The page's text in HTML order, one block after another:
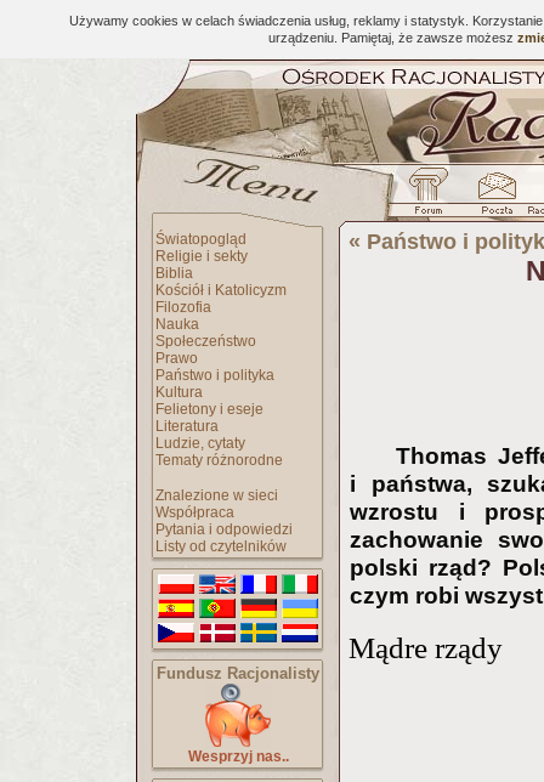
Używamy cookies w celach świadczenia usług, reklamy i statystyk.
urządzeniu. Pamiętaj, że zawsze możesz
Światopogląd
Religie i sekty
Biblia
Kościół i Katolicyzm
Filozofia
Nauka
Społeczeństwo
Prawo
Państwo i polityka
Kultura
Felietony i eseje
Literatura
Ludzie, cytaty
Tematy różnorodne
Znalezione w sieci
Współpraca
Pytania i odpowiedzi
Listy od czytelników
Fundusz Racjonalisty
Wesprzyj nas..
« Państwo i
Thomas
i państwa,
wzrostu i
zachowanie
polski rząd?
czym robi
Mądre rządy